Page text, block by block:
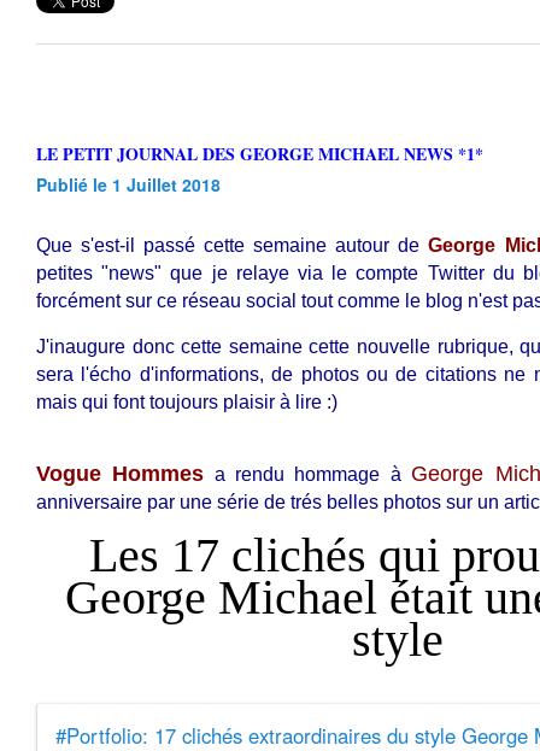
LE PETIT JOURNAL DES GEORGE MICHAEL NEWS *1*
Publié le 1 Juillet 2018
Que s'est-il passé cette semaine autour deGeorge
petites "news" que je relaye via le compte Twitter du
forcément sur ce réseau social tout comme le blog n'est
J'inaugure donc cette semaine cette nouvelle rubrique,
sera l'écho d'informations, de photos ou de citations ne
mais qui font toujours plaisir à lire :)
Vogue Hommes a rendu hommage à George
anniversaire par une série de trés belles photos sur un
Les 17 clichés qui
George Michael était
style
#Portfolio: 17 clichés extraordinaires du style George